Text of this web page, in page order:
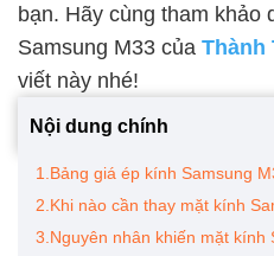
bạn. Hãy cùng tham khảo
Samsung M33 của Thành
viết này nhé!
Nội dung chính
1.Bảng giá ép kính Samsung
2.Khi nào cần thay mặt kính
3.Nguyên nhân khiến mặt kính